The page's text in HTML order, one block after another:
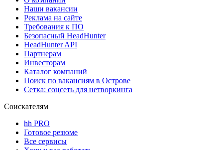
Наши вакансии
Реклама на сайте
Требования к ПО
Безопасный HeadHunter
HeadHunter API
Партнерам
Инвесторам
Каталог компаний
Поиск по вакансиям в Острове
Сетка: соцсеть для нетворкинга
Соискателям
hh PRO
Готовое резюме
Все сервисы